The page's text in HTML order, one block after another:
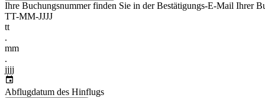
Ihre Buchungsnummer finden Sie in der Bestätigungs-E-Mail Ihrer
TT-MM-JJJJ
tt
.
mm
.
jjjj
Abflugdatum des Hinflugs